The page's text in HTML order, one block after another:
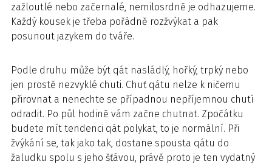
zažloutlé nebo začernalé, nemilosrdně je odhazujeme.
Každý kousek je třeba pořádně rozžvýkat a pak
posunout jazykem do tváře.
Podle druhu může být qát nasládlý, hořký, trpký nebo
jen prostě nezvyklé chuti. Chuť qátu nelze k ničemu
přirovnat a nenechte se případnou nepříjemnou chutí
odradit. Po půl hodině vám začne chutnat. Zpočátku
budete mít tendenci qát polykat, to je normální. Při
žvýkání se, tak jako tak, dostane spousta qátu do
žaludku spolu s jeho šťávou, právě proto je ten vydatný